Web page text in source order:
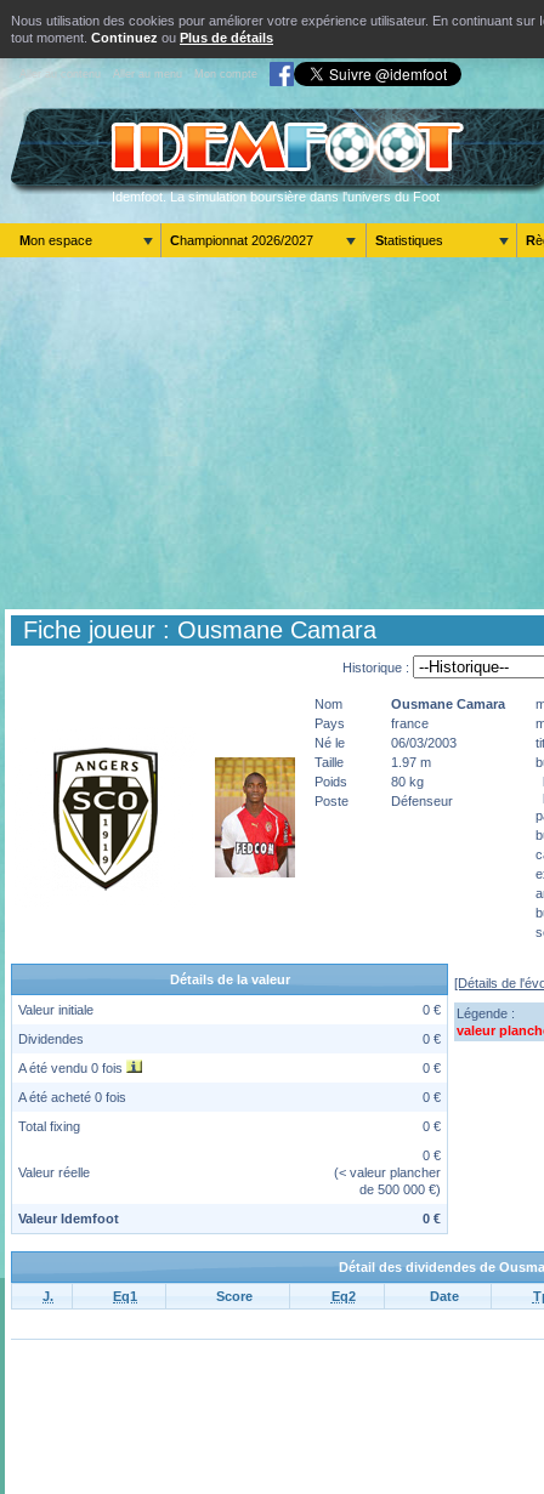
Nous utilisation des cookies pour améliorer votre expérience utilisateur. En continuant
tout moment. Continuez ou Plus de détails
Aller au contenu Aller au menu Mon compte
Idemfoot. La simulation boursière dans l'univers du Foot
Mon espace Championnat 2026/2027 Statistiques
Fiche joueur : Ousmane Camara
Historique :
Nom Ousmane Camara
Pays
france
Né le
06/03/2003
Taille
1.97 m
Poids
80 kg
Poste
Défenseur
Détails de la valeur
Valeur initiale
0 €
Dividendes
0 €
A été vendu 0 fois
0 €
A été acheté 0 fois
0 €
Total fixing
0 €
Valeur réelle
0 €
(< valeur plancher
de 500 000 €)
Valeur Idemfoot
0 €
[Détails de
Légende :
valeur
Détail des dividendes de
J.
Eq1 Score Eq2 Date